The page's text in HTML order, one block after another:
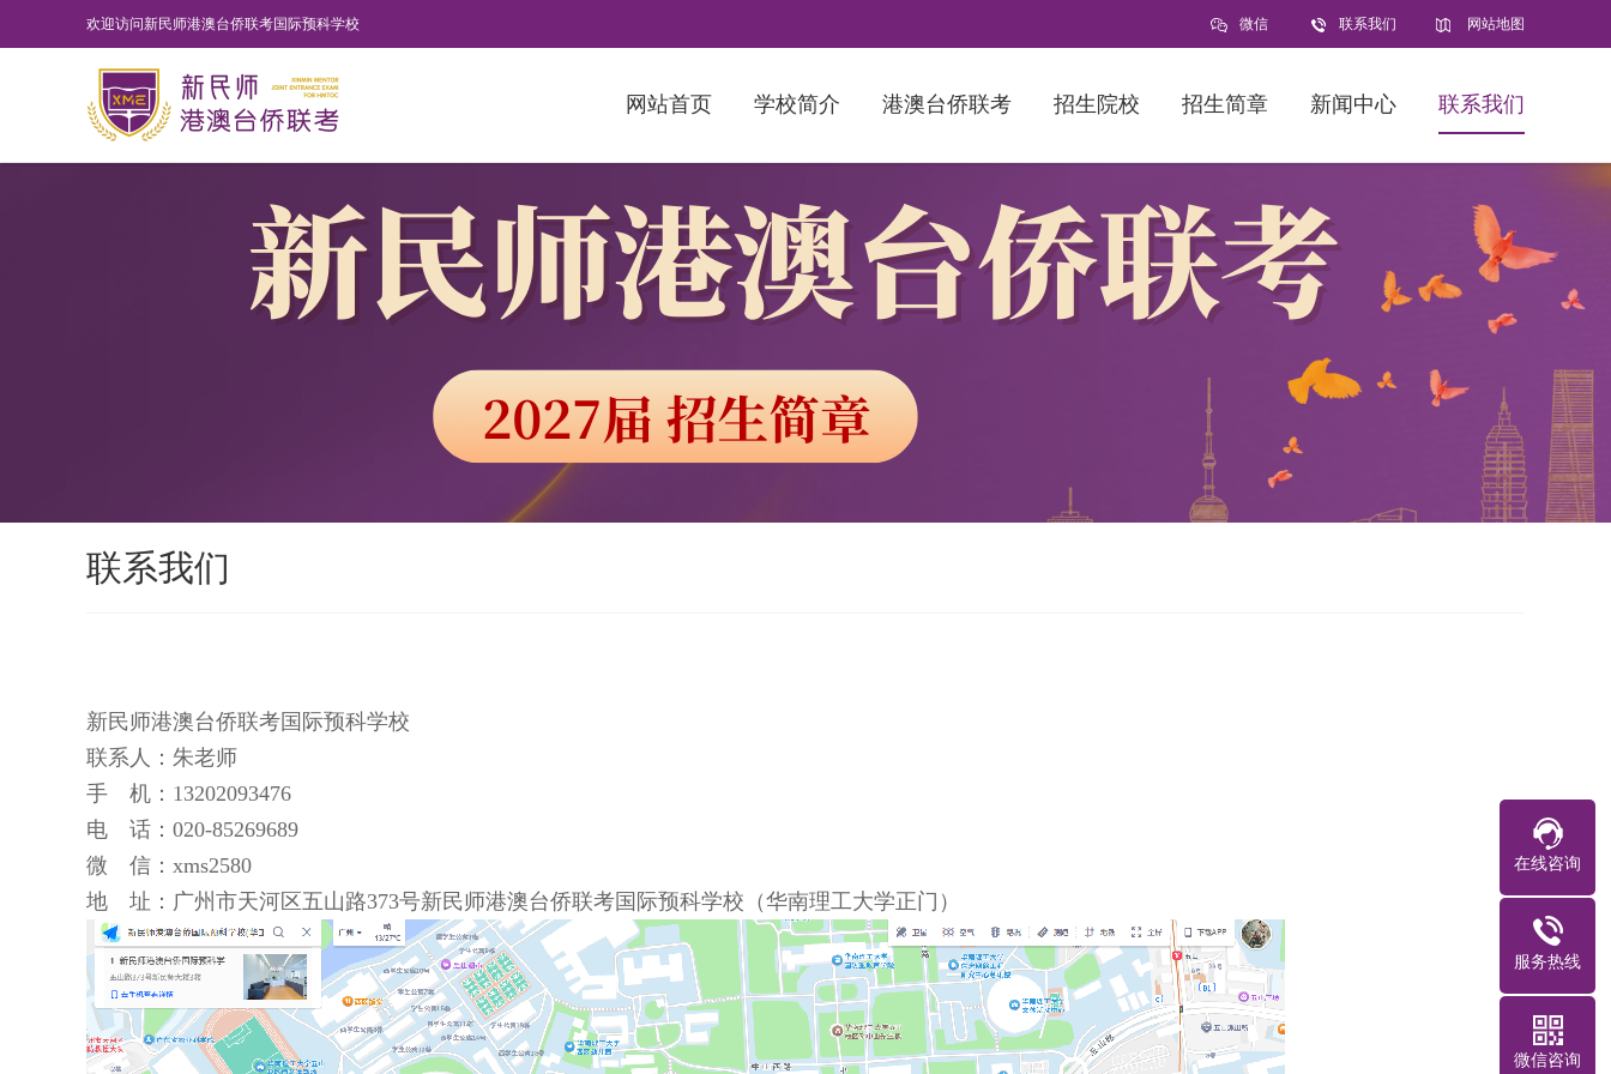
欢迎访问新民师港澳台侨联考国际预科学校 微信 联系我们 网站地图
网站首页 学校简介 港澳台侨联考 招生院校 招生简章 新闻中心 联系我们
联系我们
新民师港澳台侨联考国际预科学校
联系人：朱老师
手 机：13202093476
电 话：020-85269689
微 信：xms2580
地 址：广州市天河区五山路373号新民师港澳台侨联考国际预科学校（华南理工大学正门）
在线咨询
服务热线
微信咨询